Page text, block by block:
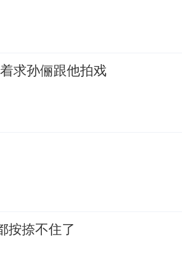
求孙俪跟他拍戏
按捺不住了